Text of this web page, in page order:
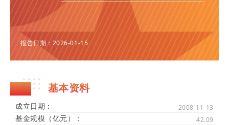
报告日期：2026-01-15
基本资料
成立日期： 2008-11-13
基金规模（亿元）： 42.09